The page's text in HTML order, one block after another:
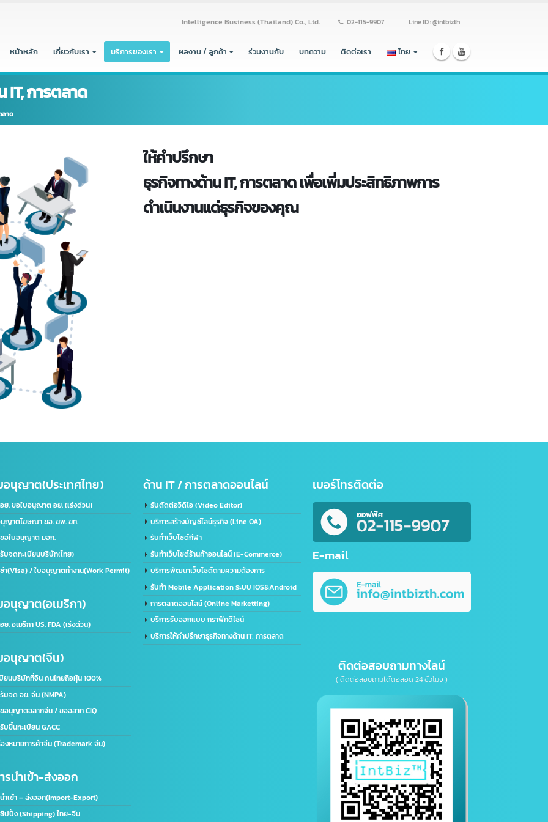
Intelligence Business (Thailand) Co., Ltd. 02-115-9907 Line ID : @intbizth
หน้าหลัก เกี่ยวกับเรา บริการของเรา ผลงาน / ลูกค้า ร่วมงานกับ บทความ ติดต่อเรา ไทย
IT, การตลาด
รตลาด
ให้คำปรึกษา
ธุรกิจทางด้าน IT, การตลาด เพื่อเพิ่มประสิทธิภาพการ
ดำเนินงานแด่ธุรกิจของคุณ
ใบอนุญาต(ประเทศไทย)
จด อย. ขอใบอนุญาต อย. (เร่งด่วน)
ใบอนุญาตโฆษณา ฆอ. ฆพ. ฆท.
การขอใบอนุญาต มอก.
ทำวีซ่า(Visa) / ใบอนุญาตทำงาน(Work Permit)
ใบอนุญาต(อเมริกา)
ด​ อย.​ อเมริกา US. FDA​ (เร่งด่วน)
ใบอนุญาต(จีน)
ทะเบียนบริษัทที่จีน คนไทยถือหุ้น 100%
ารรับจด อย. จีน (NMPA)
การขอนุญาตฉลากจีน / ขอฉลาก CIQ
เครื่องหมายการค้าจีน (Trademark จีน)
การนำเข้า-ส่งออก
ด้าน IT / การตลาดออนไลน์
รับตัดต่อวิดีโอ (Video Editor)
บริการสร้างบัญชีไลน์ธุรกิจ (Line OA)
รับทำเว็บไซต์กีฬา
รับทำเว็บไซต์ร้านค้าออนไลน์ (E-Commerce)
บริการพัฒนาเว็บไซต์ตามความต้องการ
รับทำ Mobile Application ระบบ IOS&Android
การตลาดออนไลน์ (Online Marketting)
เบอร์โทรติดต่อ
E-mail
ติดต่อสอบถามทางไลน์